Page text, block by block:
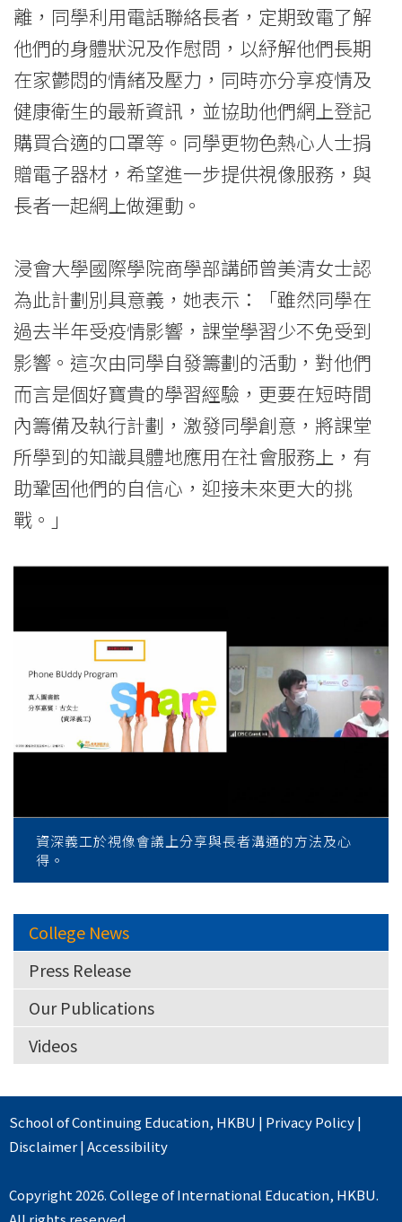
離，同學利用電話聯絡長者，定期致電了解
他們的身體狀況及作慰問，以紓解他們長期
在家鬱悶的情緒及壓力，同時亦分享疫情及
健康衛生的最新資訊，並協助他們網上登記
購買合適的口罩等。同學更物色熱心人士捐
贈電子器材，希望進一步提供視像服務，與
長者一起網上做運動。
浸會大學國際學院商學部講師曾美清女士認
為此計劃別具意義，她表示：「雖然同學在
過去半年受疫情影響，課堂學習少不免受到
影響。這次由同學自發籌劃的活動，對他們
而言是個好寶貴的學習經驗，更要在短時間
內籌備及執行計劃，激發同學創意，將課堂
所學到的知識具體地應用在社會服務上，有
助鞏固他們的自信心，迎接未來更大的挑
戰。」
資深義工於視像會議上分享與長者溝通的方法及心
得。
College News
Press Release
Our Publications
Videos
School of Continuing Education, HKBU | Privacy Policy|
Disclaimer|Accessibility
Copyright 2026. College of International Education, HKBU.